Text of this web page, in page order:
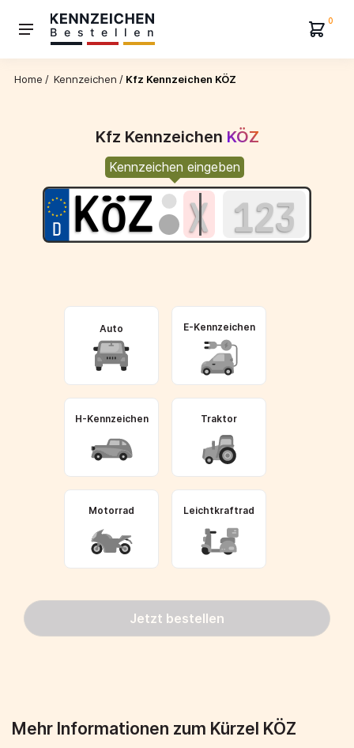
0
Home / Kennzeichen / Kfz Kennzeichen KÖZ
Kfz Kennzeichen KÖZ
Kennzeichen eingeben
Auto E-Kennzeichen
H-Kennzeichen Traktor
Motorrad Leichtkraftrad
Jetzt bestellen
Mehr Informationen zum Kürzel KÖZ